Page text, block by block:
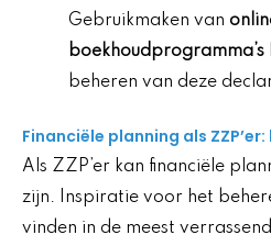
Gebruikmaken van
boekhoudprogramma’s
beheren van deze
Financiële planning als
Als ZZP’er kan financiële
zijn. Inspiratie voor het
vinden in de meest